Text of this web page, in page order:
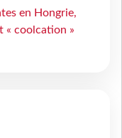
en Hongrie,
« coolcation »